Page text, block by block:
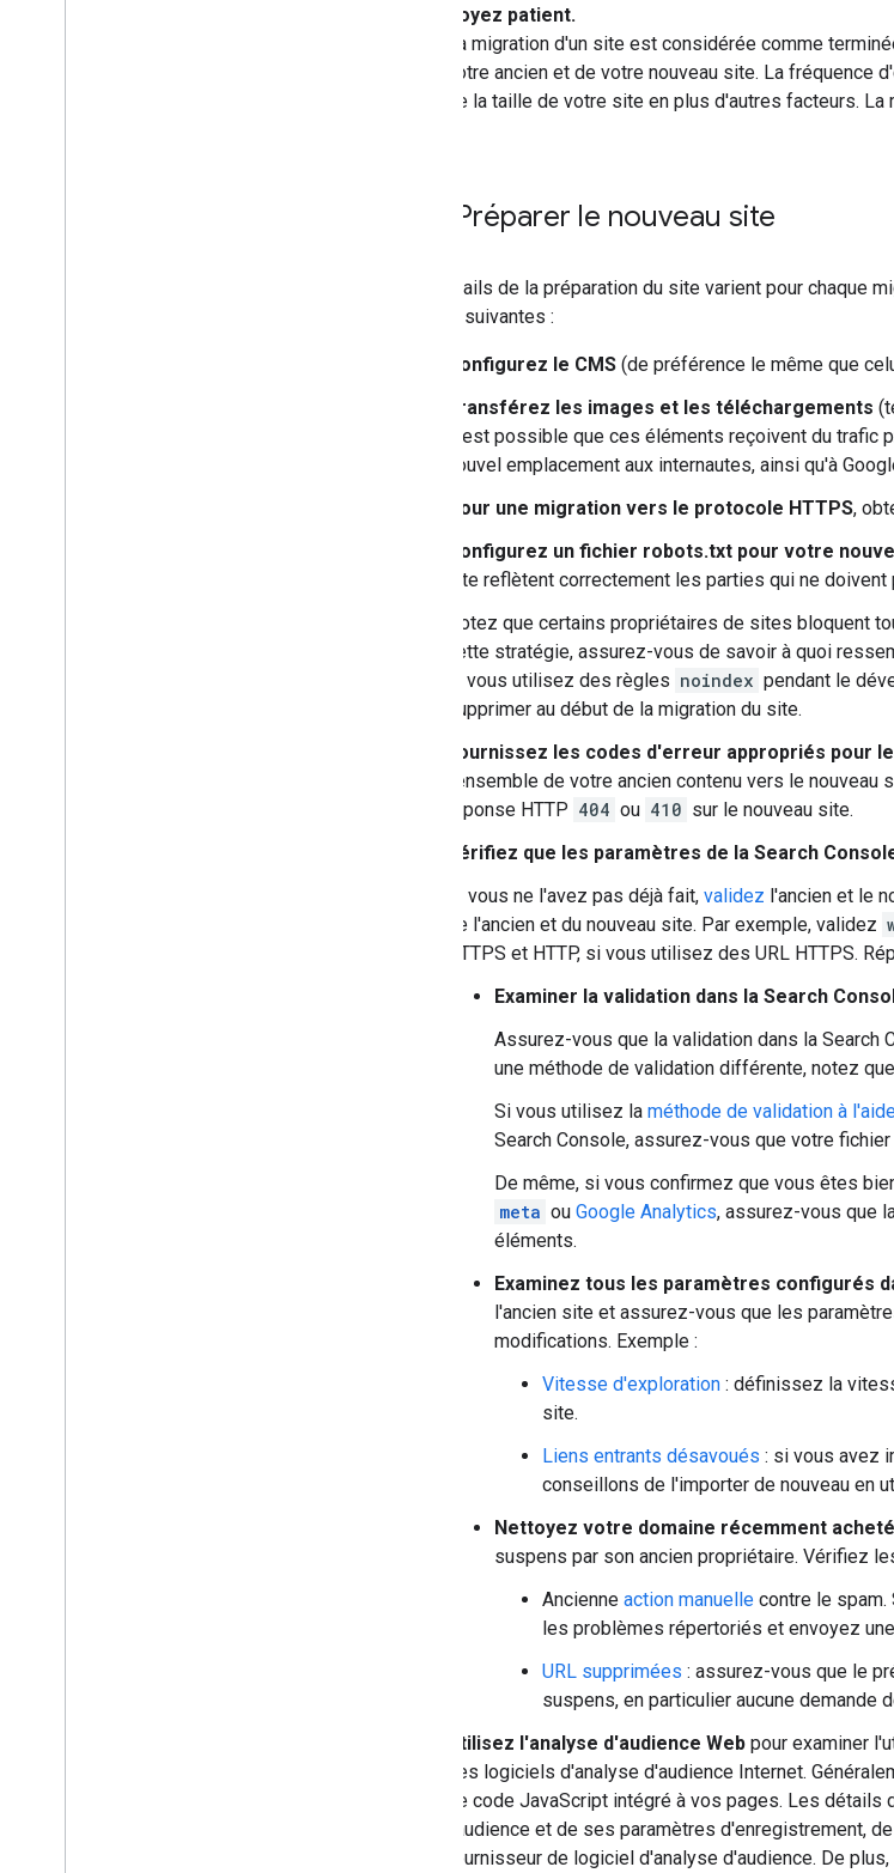
Soyez patient.
La migration d'un site est considérée comme
votre ancien et de votre nouveau site. La
de la taille de votre site en plus d'autres facteurs.
Préparer le nouveau site
Les détails de la préparation du site varient pour chaque
actions suivantes :
Configurez le CMS (de préférence le même que
Transférez les images et les téléchargements
Il est possible que ces éléments reçoivent du trafic
nouvel emplacement aux internautes, ainsi qu'à
Pour une migration vers le protocole HTTPS,
Configurez un fichier robots.txt pour votre
site reflètent correctement les parties qui ne
Notez que certains propriétaires de sites bloquent
cette stratégie, assurez-vous de savoir à quoi
si vous utilisez des règles noindex pendant le
supprimer au début de la migration du site.
Fournissez les codes d'erreur appropriés pour
l'ensemble de votre ancien contenu vers le
réponse HTTP 404 ou 410 sur le nouveau site.
Vérifiez que les paramètres de la Search
Si vous ne l'avez pas déjà fait, validez l'ancien et le
de l'ancien et du nouveau site. Par exemple, validez
HTTPS et HTTP, si vous utilisez des URL HTTPS.
Examiner la validation dans la Search
Assurez-vous que la validation dans la
une méthode de validation différente, notez
Si vous utilisez la méthode de validation à
Search Console, assurez-vous que votre
De même, si vous confirmez que vous êtes
meta ou Google Analytics, assurez-vous que
éléments.
Examinez tous les paramètres configurés
l'ancien site et assurez-vous que les
modifications. Exemple :
Vitesse d'exploration : définissez la
site.
Liens entrants désavoués : si vous avez
conseillons de l'importer de nouveau en
Nettoyez votre domaine récemment acheté
suspens par son ancien propriétaire. Vérifiez
Ancienne action manuelle contre le
les problèmes répertoriés et envoyez une
URL supprimées : assurez-vous que le
suspens, en particulier aucune demande
Utilisez l'analyse d'audience Web pour examiner
des logiciels d'analyse d'audience Internet.
de code JavaScript intégré à vos pages. Les
l'audience et de ses paramètres d'enregistrement,
fournisseur de logiciel d'analyse d'audience. De